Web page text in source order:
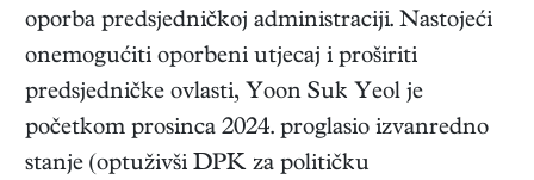
oporba predsjedničkoj administraciji. Nastojeći
onemogućiti oporbeni utjecaj i proširiti
predsjedničke ovlasti, Yoon Suk Yeol je
početkom prosinca 2024. proglasio izvanredno
stanje (optuživši DPK za političku